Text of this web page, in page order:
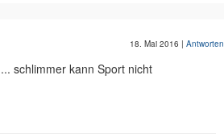
18. Mai 2016 | Antworten
schlimmer kann Sport nicht